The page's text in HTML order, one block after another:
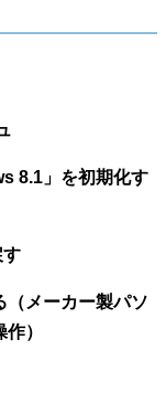
8.1」を初期化す
す
（メーカー製パソ
）